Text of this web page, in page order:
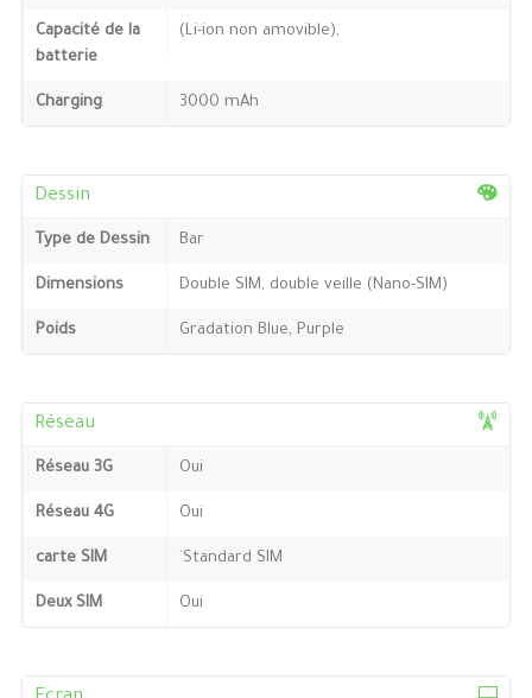
Capacité de la
batterie
(Li-ion non amovible),
Charging 3000 mAh
Dessin
Type de Dessin Bar
Dimensions Double SIM, double veille (Nano-SIM)
Poids Gradation Blue, Purple
Réseau
Réseau 3G Oui
Réseau 4G Oui
carte SIM `Standard SIM
Deux SIM Oui